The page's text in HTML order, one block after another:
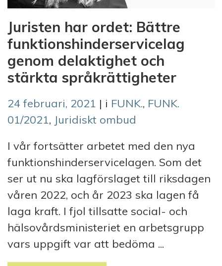
Juristen har ordet: Bättre
funktionshinderservicelag
genom delaktighet och
stärkta språkrättigheter
24 februari, 2021 | i FUNK., FUNK.
01/2021, Juridiskt ombud
I vår fortsätter arbetet med den nya
funktionshinderservicelagen. Som det
ser ut nu ska lagförslaget till riksdagen
våren 2022, och år 2023 ska lagen få
laga kraft. I fjol tillsatte social- och
hälsovårdsministeriet en arbetsgrupp
vars uppgift var att bedöma ...